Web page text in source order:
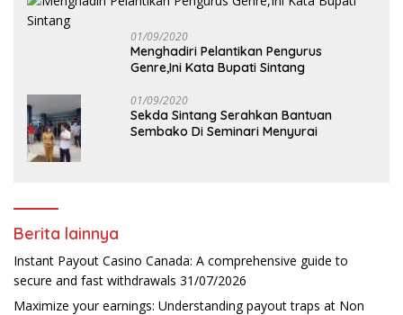
01/09/2020
Menghadiri Pelantikan Pengurus
Genre,Ini Kata Bupati Sintang
01/09/2020
Sekda Sintang Serahkan Bantuan
Sembako Di Seminari Menyurai
Berita lainnya
Instant Payout Casino Canada: A comprehensive guide to
secure and fast withdrawals 31/07/2026
Maximize your earnings: Understanding payout traps at Non